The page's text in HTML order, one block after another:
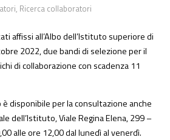
, Ricerca collaboratori
affissi all’Albo dell’Istituto superiore di
2022, due bandi di selezione per il
di collaborazione con scadenza 11
è disponibile per la consultazione anche
dell’Istituto, Viale Regina Elena, 299 –
alle ore 12,00 dal lunedì al venerdì.